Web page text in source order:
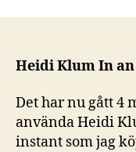
Heidi Klum In
Det har nu gått 4
använda Heidi
instant som jag